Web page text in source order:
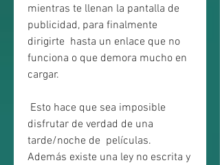
mientras te llenan la pantalla de
publicidad, para finalmente
dirigirte  hasta un enlace que no
funciona o que demora mucho en
cargar.
disfrutar de verdad de una
tarde/noche de  películas.
Además existe una ley no escrita y